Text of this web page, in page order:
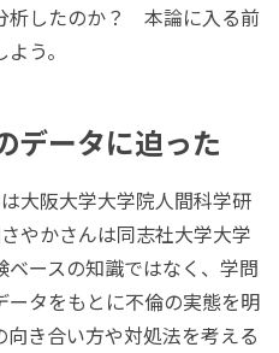
したのか？ 本論に入る前
う。
データに迫った
大阪大学大学院人間科学研
やかさんは同志社大学大学
ースの知識ではなく、学問
ータをもとに不倫の実態を明
き合い方や対処法を考える